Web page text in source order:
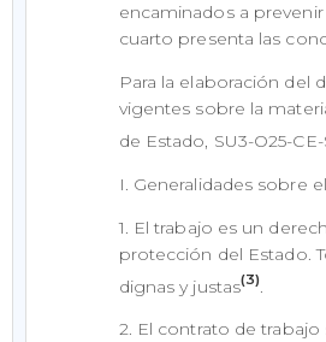
encaminados a
cuarto presenta las
Para la elaboración del
vigentes sobre la
de Estado, SU3-O25-
I. Generalidades sobre
1. El trabajo es un
protección del Estado.
dignas y justas(3)
2. El contrato de